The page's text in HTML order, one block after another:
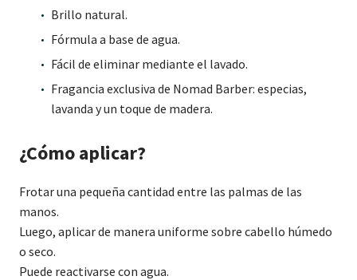
Brillo natural.
Fórmula a base de agua.
Fácil de eliminar mediante el lavado.
Fragancia exclusiva de Nomad Barber: especias,
lavanda y un toque de madera.
¿Cómo aplicar?
Frotar una pequeña cantidad entre las palmas de las
manos.
Luego, aplicar de manera uniforme sobre cabello húmedo
o seco.
Puede reactivarse con agua.